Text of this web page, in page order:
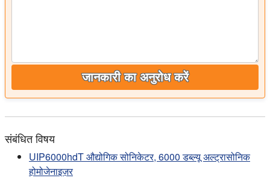
जानकारी का अनुरोध करें
संबंधित विषय
UIP6000hdT औद्योगिक सोनिकेटर, 6000 डब्ल्यू अल्ट्रासोनिक
होमोजेनाइज़र